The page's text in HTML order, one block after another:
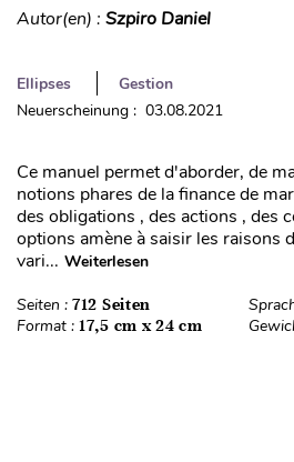
Autor(en) : Szpiro Daniel
Ellipses
Gestion
Neuerscheinung : 03.08.2021
Ce manuel permet d'aborder, de
notions phares de la finance de
des obligations , des actions , des
options amène à saisir les raisons
vari... Weiterlesen
Seiten : 712 Seiten
Format : 17,5 cm x 24 cm